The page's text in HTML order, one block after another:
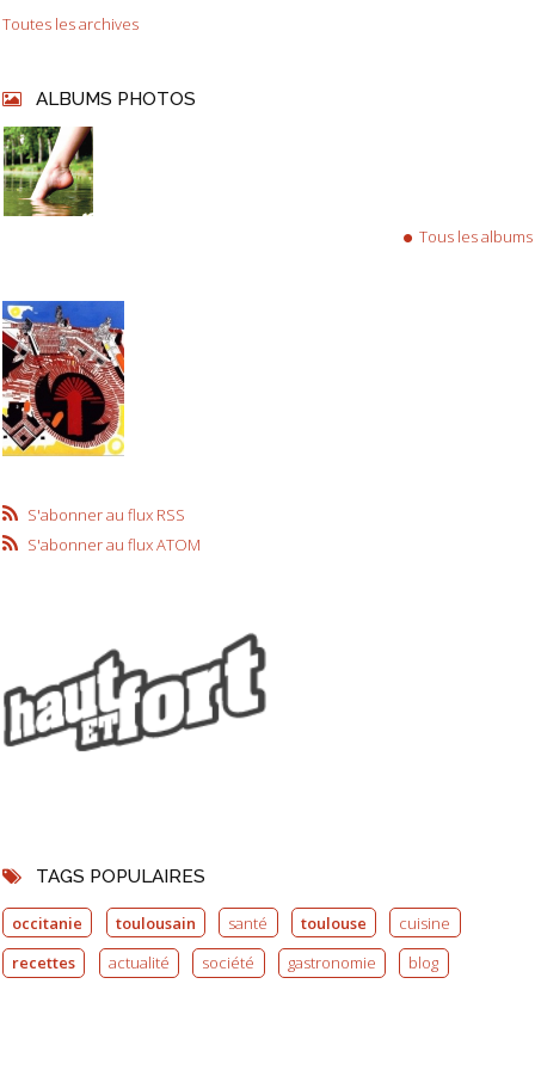
Toutes les archives
ALBUMS PHOTOS
Tous les albums
S'abonner au flux RSS
S'abonner au flux ATOM
TAGS POPULAIRES
occitanie toulousain santé toulouse
cuisine
recettes
actualité société gastronomie blog